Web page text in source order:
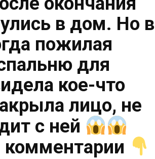
в дом. Но в
пожилая
для
кое-что
лицо, не
с ней